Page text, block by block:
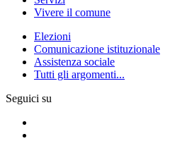
Vivere il comune
Elezioni
Comunicazione istituzionale
Assistenza sociale
Tutti gli argomenti...
Seguici su